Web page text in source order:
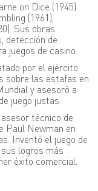
on Dice (1945).
(1961),
Sus obras
detección de
juegos de casino.
por el ejército
sobre las estafas en
y asesoró a
juego justas.
técnico de
Paul Newman en
Inventó el juego de
logros más
éxito comercial.